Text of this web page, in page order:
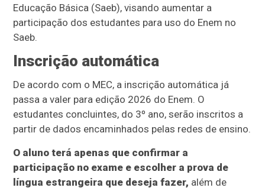
Educação Básica (Saeb), visando aumentar a
participação dos estudantes para uso do Enem no
Saeb.
Inscrição automática
De acordo com o MEC, a inscrição automática já
passa a valer para edição 2026 do Enem. O
estudantes concluintes, do 3º ano, serão inscritos a
partir de dados encaminhados pelas redes de ensino.
O aluno terá apenas que confirmar a
participação no exame e escolher a prova de
língua estrangeira que deseja fazer, além de